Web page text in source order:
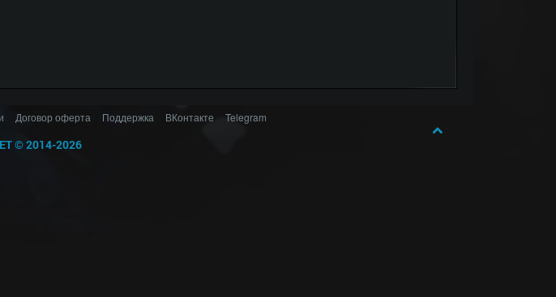
Договор оферта Поддержка ВКонтакте Telegram
©2014-2026